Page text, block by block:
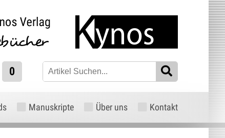
0
Manuskripte Über uns Kontakt